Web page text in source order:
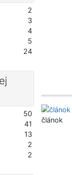
článok
2
3
4
5
24
50
41
13
2
2